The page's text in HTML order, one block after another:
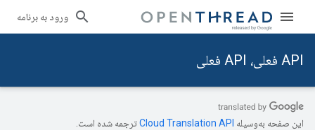
ورود به برنامه
API فعلی، API فعلی
این صفحه به‌وسیله ترجمه شده است.